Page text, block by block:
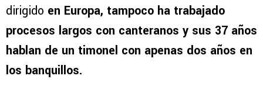
dirigido en Europa, tampoco ha trabajado
procesos largos con canteranos y sus 37 años
hablan de un timonel con apenas dos años en
los banquillos.